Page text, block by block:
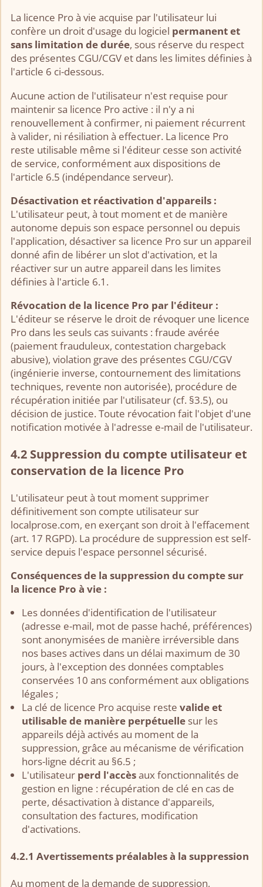
La licence Pro à vie acquise par l'utilisateur lui
confère un droit d'usage du logiciel permanent et
sans limitation de durée, sous réserve du respect
des présentes CGU/CGV et dans les limites définies à
l'article 6 ci-dessous.
Aucune action de l'utilisateur n'est requise pour
maintenir sa licence Pro active : il n'y a ni
renouvellement à confirmer, ni paiement récurrent
à valider, ni résiliation à effectuer. La licence Pro
reste utilisable même si l'éditeur cesse son activité
de service, conformément aux dispositions de
l'article 6.5 (indépendance serveur).
Désactivation et réactivation d'appareils :
L'utilisateur peut, à tout moment et de manière
autonome depuis son espace personnel ou depuis
l'application, désactiver sa licence Pro sur un appareil
donné afin de libérer un slot d'activation, et la
réactiver sur un autre appareil dans les limites
définies à l'article 6.1.
Révocation de la licence Pro par l'éditeur :
L'éditeur se réserve le droit de révoquer une licence
Pro dans les seuls cas suivants : fraude avérée
(paiement frauduleux, contestation chargeback
abusive), violation grave des présentes CGU/CGV
(ingénierie inverse, contournement des limitations
techniques, revente non autorisée), procédure de
récupération initiée par l'utilisateur (cf. §3.5), ou
décision de justice. Toute révocation fait l'objet d'une
notification motivée à l'adresse e-mail de l'utilisateur.
4.2 Suppression du compte utilisateur et
conservation de la licence Pro
L'utilisateur peut à tout moment supprimer
définitivement son compte utilisateur sur
localprose.com, en exerçant son droit à l'effacement
(art. 17 RGPD). La procédure de suppression est self-
service depuis l'espace personnel sécurisé.
Conséquences de la suppression du compte sur
la licence Pro à vie :
Les données d'identification de l'utilisateur
(adresse e-mail, mot de passe haché, préférences)
sont anonymisées de manière irréversible dans
nos bases actives dans un délai maximum de 30
jours, à l'exception des données comptables
conservées 10 ans conformément aux obligations
légales ;
La clé de licence Pro acquise reste valide et
utilisable de manière perpétuelle sur les
appareils déjà activés au moment de la
suppression, grâce au mécanisme de vérification
hors-ligne décrit au §6.5 ;
L'utilisateur perd l'accèsaux fonctionnalités de
gestion en ligne : récupération de clé en cas de
perte, désactivation à distance d'appareils,
consultation des factures, modification
d'activations.
4.2.1 Avertissements préalables à la suppression
Au moment de la demande de suppression,